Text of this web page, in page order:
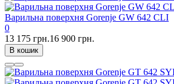
Варильна поверхня Gorenje GW 642 CLI
0
13 175 грн.16 900 грн.
В кошик